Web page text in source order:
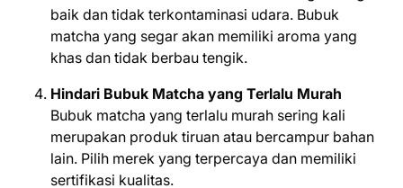
baik dan tidak terkontaminasi udara. Bubuk
matcha yang segar akan memiliki aroma yang
khas dan tidak berbau tengik.
Hindari Bubuk Matcha yang Terlalu Murah
Bubuk matcha yang terlalu murah sering kali
merupakan produk tiruan atau bercampur bahan
lain. Pilih merek yang terpercaya dan memiliki
sertifikasi kualitas.